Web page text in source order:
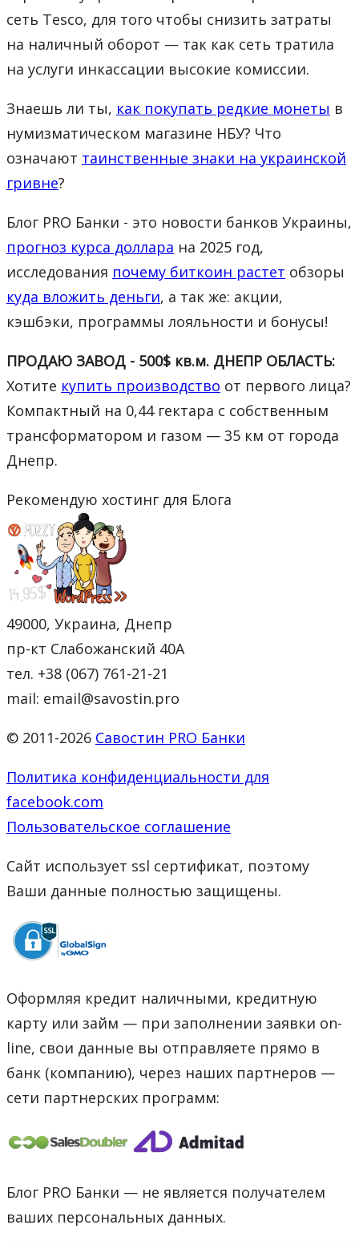
сеть Tesco, для того чтобы снизить затраты
на наличный оборот — так как сеть тратила
на услуги инкассации высокие комиссии.
Знаешь ли ты, как покупать редкие монеты в
нумизматическом магазине НБУ? Что
означают таинственные знаки на украинской
гривне?
Блог PRO Банки - это новости банков Украины,
прогноз курса доллара на 2025 год,
исследования почему биткоин растет обзоры
куда вложить деньги, а так же: акции,
кэшбэки, программы лояльности и бонусы!
ПРОДАЮ ЗАВОД - 500$ кв.м. ДНЕПР ОБЛАСТЬ:
Хотите купить производство от первого лица?
Компактный на 0,44 гектара с собственным
трансформатором и газом — 35 км от города
Днепр.
Рекомендую хостинг для Блога
49000, Украина, Днепр
пр-кт Слабожанский 40А
тел. +38 (067) 761-21-21
mail: email@savostin.pro
© 2011-2026 Савостин PRO Банки
Политика конфиденциальности для
facebook.com
Пользовательское соглашение
Сайт использует ssl сертификат, поэтому
Ваши данные полностью защищены.
Оформляя кредит наличными, кредитную
карту или займ — при заполнении заявки on-
line, свои данные вы отправляете прямо в
банк (компанию), через наших партнеров —
сети партнерских программ:
Блог PRO Банки — не является получателем
ваших персональных данных.